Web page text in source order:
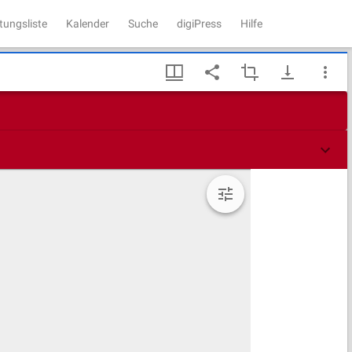
Kalender Suche digiPress Hilfe